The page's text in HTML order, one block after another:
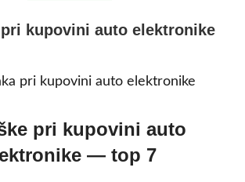
kupovini auto elektronike
pri kupovini auto
— top 7